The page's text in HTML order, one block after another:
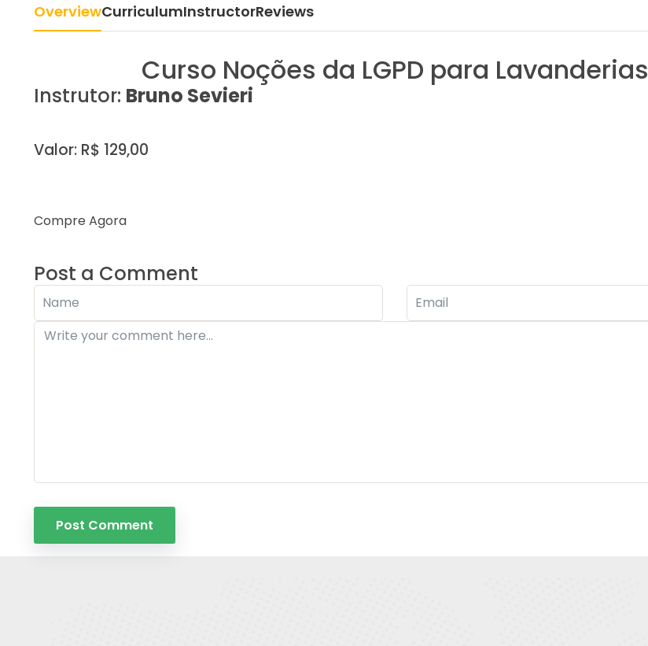
OverviewCurriculumInstructorReviews
Curso Noções da LGPD para Lavanderias
Instrutor: Bruno Sevieri
Valor: R$ 129,00
Compre Agora
Post a Comment